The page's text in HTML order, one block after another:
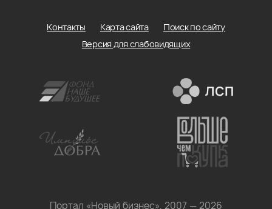
Портал «Новый бизнес», 2007 — 2026
Контакты Карта сайта
Поиск по сайту
Версия для слабовидящих